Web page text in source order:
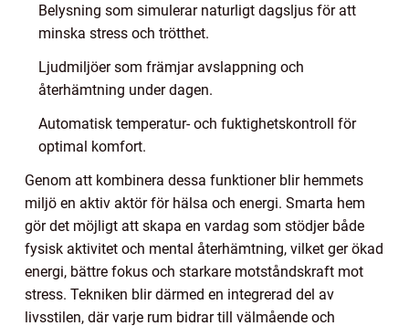
Belysning som simulerar naturligt dagsljus för att
minska stress och trötthet.
Ljudmiljöer som främjar avslappning och
återhämtning under dagen.
Automatisk temperatur- och fuktighetskontroll för
optimal komfort.
Genom att kombinera dessa funktioner blir hemmets
miljö en aktiv aktör för hälsa och energi. Smarta hem
gör det möjligt att skapa en vardag som stödjer både
fysisk aktivitet och mental återhämtning, vilket ger ökad
energi, bättre fokus och starkare motståndskraft mot
stress. Tekniken blir därmed en integrerad del av
livsstilen, där varje rum bidrar till välmående och